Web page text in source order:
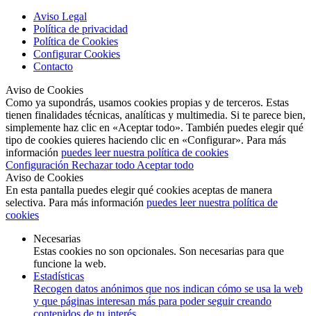
Aviso Legal
Política de privacidad
Política de Cookies
Configurar Cookies
Contacto
Aviso de Cookies
Como ya supondrás, usamos cookies propias y de terceros. Estas
tienen finalidades técnicas, analíticas y multimedia. Si te parece bien,
simplemente haz clic en «Aceptar todo». También puedes elegir qué
tipo de cookies quieres haciendo clic en «Configurar». Para más
información puedes leer nuestra política de cookies
Configuración Rechazar todo Aceptar todo
Aviso de Cookies
En esta pantalla puedes elegir qué cookies aceptas de manera
selectiva. Para más información puedes leer nuestra política de
cookies
Necesarias
Estas cookies no son opcionales. Son necesarias para que
funcione la web.
Estadísticas
Recogen datos anónimos que nos indican cómo se usa la web
y que páginas interesan más para poder seguir creando
contenidos de tu interés.